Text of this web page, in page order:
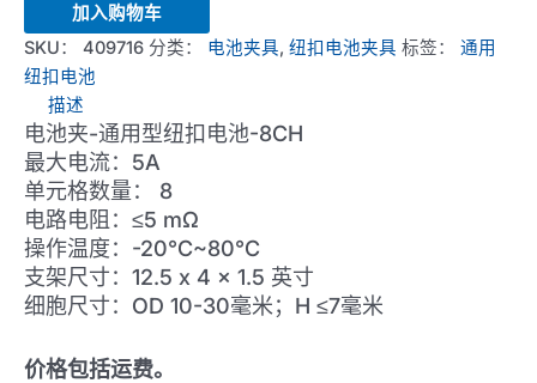
Coin
Cell
Tray
数
量
加入购物车
SKU： 409716 分类： 电池夹具, 纽扣电池夹具 标签： 通用
纽扣电池
描述
电池夹-通用型纽扣电池-8CH
最大电流：5A
单元格数量： 8
电路电阻：≤5 mΩ
操作温度：-20°C~80°C
支架尺寸：12.5 x 4 x 1.5 英寸
细胞尺寸：OD 10-30毫米；H ≤7毫米
价格包括运费。